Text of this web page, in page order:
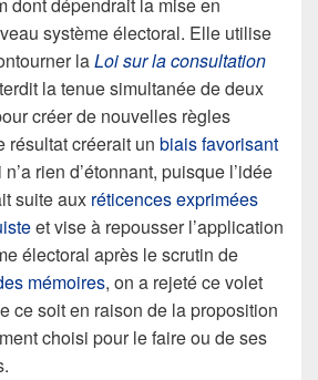
dont dépendrait la mise en
système électoral. Elle utilise
laLoi sur la consultation
la tenue simultanée de deux
créer de nouvelles règles
résultat créerait un biais favorisant
rien d’étonnant, puisque l’idée
suite aux réticences exprimées
et vise à repousser l’application
électoral après le scrutin de
mémoires, on a rejeté ce volet
ce soit en raison de la proposition
choisi pour le faire ou de ses